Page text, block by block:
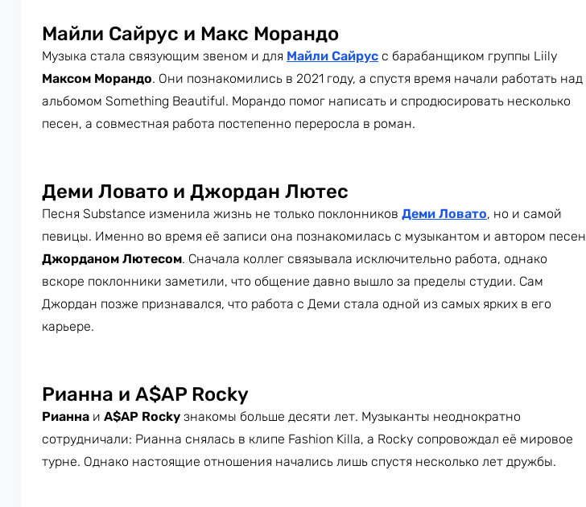
Майли Сайрус и Макс Морандо
Музыка стала связующим звеном и для Майли Сайрус с барабанщиком группы Liily
Максом Морандо. Они познакомились в 2021 году, а спустя время начали работать над
альбомом Something Beautiful. Морандо помог написать и спродюсировать несколько
песен, а совместная работа постепенно переросла в роман.
Деми Ловато и Джордан Лютес
Песня Substance изменила жизнь не только поклонников Деми Ловато, но и самой
певицы. Именно во время её записи она познакомилась с музыкантом и автором песен
Джорданом Лютесом. Сначала коллег связывала исключительно работа, однако
вскоре поклонники заметили, что общение давно вышло за пределы студии. Сам
Джордан позже признавался, что работа с Деми стала одной из самых ярких в его
карьере.
Рианна и A$AP Rocky
Рианна и A$AP Rocky знакомы больше десяти лет. Музыканты неоднократно
сотрудничали: Рианна снялась в клипе Fashion Killa, а Rocky сопровождал её мировое
турне. Однако настоящие отношения начались лишь спустя несколько лет дружбы.